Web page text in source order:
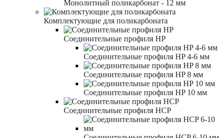
Монолитный поликарбонат - 12 мм
Комплектующие для поликарбоната
Соединительные профиля HP
Соединительные профиля HP 4-6 мм
Соединительные профиля HP 8 мм
Соединительные профиля HP 10 мм
Соединительные профиля HCP